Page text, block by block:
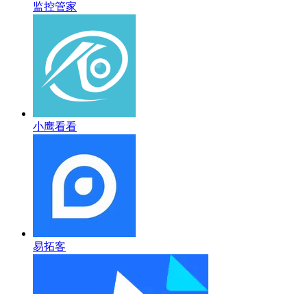
监控管家
小鹰看看
易拓客